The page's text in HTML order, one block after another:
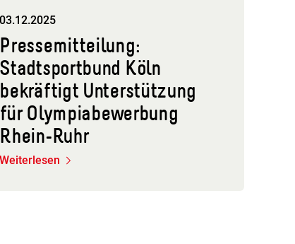
03.12.2025
Pressemitteilung:
Stadtsportbund Köln
bekräftigt Unterstützung
für Olympiabewerbung
Rhein-Ruhr
Weiterlesen